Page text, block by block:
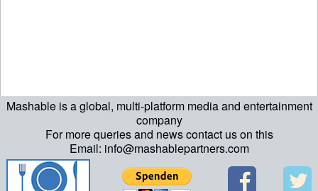
Mashable is a global, multi-platform media and entertainment
company
For more queries and news contact us on this
Email: info@mashablepartners.com